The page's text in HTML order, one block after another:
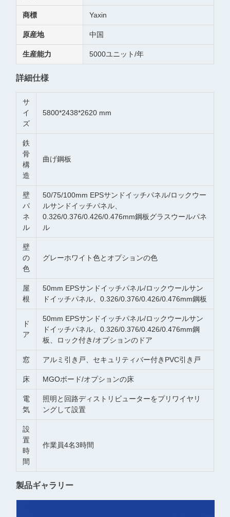
商標 Yaxin
原産地 中国
生産能力 5000ユニット/年
詳細仕様
サ
イ
ズ
5800*2438*2620 mm
鉄
骨
構
造
曲げ鋼板
壁
パ
ネ
ル
50/75/100mm EPSサンドイッチパネル/ロックウー
ルサンドイッチパネル、
0.326/0.376/0.426/0.476mm鋼板グラスウールパネ
ル
壁
の
色
グレーホワイト色とオプションの色
屋
根
50mm EPSサンドイッチパネル/ロックウールサン
ドイッチパネル、0.326/0.376/0.426/0.476mm鋼板
ド
ア
50mm EPSサンドイッチパネル/ロックウールサン
ドイッチパネル、0.326/0.376/0.426/0.476mm鋼
板、ロック付き/オプションのドア
窓 アルミ引き戸、セキュリティバー付きPVC引き戸
床 MGOボード/オプションの床
電
気
照明と回路ディストリビューターをプリワイヤリ
ングして設置
設
置
時
間
作業員4名3時間
製品ギャラリー